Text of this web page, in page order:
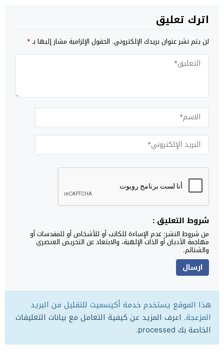
اترك تعليق
لن يتم نشر عنوان بريدك الإلكتروني. الحقول الإلزامية مشار إليها بـ*
شروط التعليق :
من شروط النشر: عدم الإساءة للكاتب أو للأشخاص أو للمقدسات أو
مهاجمة الأديان أو الذات الإلهية، والابتعاد عن التحريض العنصري
والشتائم.
هذا الموقع يستخدم خدمة أكيسميت للتقليل من البريد
المزعجة. اعرف المزيد عن كيفية التعامل مع بيانات التعليقات
الخاصة بك processed
.